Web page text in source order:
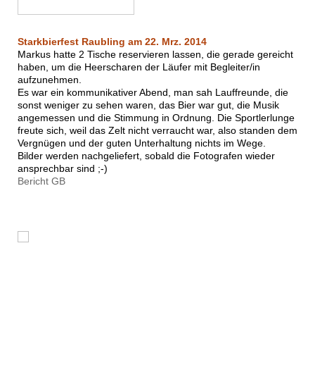
Starkbierfest Raubling am 22. Mrz. 2014
Markus hatte 2 Tische reservieren lassen, die gerade gereicht
haben, um die Heerscharen der Läufer mit Begleiter/in
aufzunehmen.
Es war ein kommunikativer Abend, man sah Lauffreunde, die
sonst weniger zu sehen waren, das Bier war gut, die Musik
angemessen und die Stimmung in Ordnung. Die Sportlerlunge
freute sich, weil das Zelt nicht verraucht war, also standen dem
Vergnügen und der guten Unterhaltung nichts im Wege.
Bilder werden nachgeliefert, sobald die Fotografen wieder
ansprechbar sind ;-)
Bericht GB